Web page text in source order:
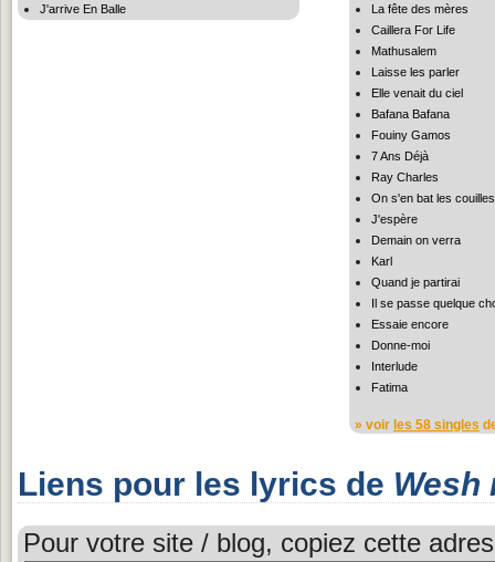
J'arrive En Balle
La fête des mères
Caillera For Life
Mathusalem
Laisse les parler
Elle venait du ciel
Bafana Bafana
Fouiny Gamos
7 Ans Déjà
Ray Charles
On s'en bat les
J'espère
Demain on verra
Karl
Quand je partirai
Il se passe quelque
Essaie encore
Donne-moi
Interlude
Fatima
» voir les 58 singles
Liens pour les lyrics de Wesh
Pour votre site / blog, copiez cette